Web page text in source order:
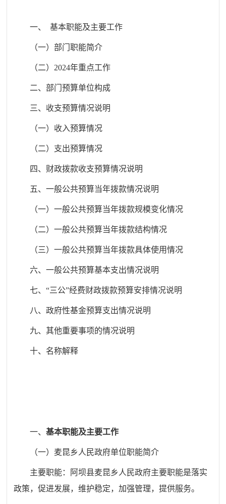
一、基本职能及主要工作
（一）部门职能简介
（二） 2024年重点工作
二、部门预算单位构成
三、收支预算情况说明
（一）收入预算情况
（二）支出预算情况
四、财政拨款收支预算情况说明
五、一般公共预算当年拨款情况说明
（一）一般公共预算当年拨款规模变化情况
（二）一般公共预算当年拨款结构情况
（三）一般公共预算当年拨款具体使用情况
六、一般公共预算基本支出情况说明
七、“三公”经费财政拨款预算安排情况说明
八、政府性基金预算支出情况说明
九、其他重要事项的情况说明
十、名称解释
一、基本职能及主要工作
（一）麦昆乡人民政府单位职能简介
主要职能：阿坝县麦昆乡人民政府主要职能是落实
政策，促进发展，维护稳定，加强管理，提供服务。